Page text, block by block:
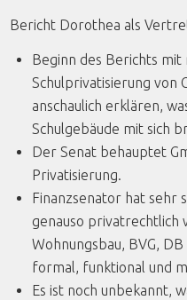
Bericht Dorothea als
Beginn des Berichts mit
Schulprivatisierung von
anschaulich erklären,
Schulgebäude mit sich
Der Senat behauptet
Privatisierung.
Finanzsenator hat sehr
genauso privatrechtlich
Wohnungsbau, BVG,
formal, funktional und
Es ist noch unbekannt,